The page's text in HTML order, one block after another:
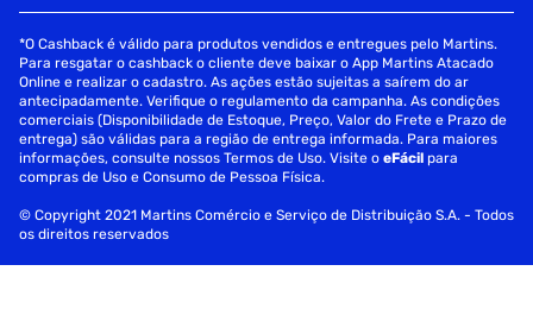
*O Cashback é válido para produtos vendidos e entregues pelo Martins.
Para resgatar o cashback o cliente deve baixar o App Martins Atacado
Online e realizar o cadastro. As ações estão sujeitas a saírem do ar
antecipadamente. Verifique o regulamento da campanha. As condições
comerciais (Disponibilidade de Estoque, Preço, Valor do Frete e Prazo de
entrega) são válidas para a região de entrega informada. Para maiores
informações, consulte nossos Termos de Uso. Visite oeFácil para
compras de Uso e Consumo de Pessoa Física.
© Copyright 2021 Martins Comércio e Serviço de Distribuição S.A. - Todos
os direitos reservados